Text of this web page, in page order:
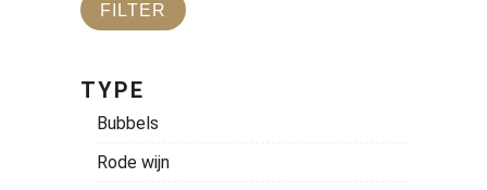
FILTER
TYPE
Bubbels
Rode wijn